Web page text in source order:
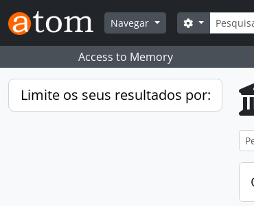
Skip to main content
Navegar
Search
Access to Memory
Limite os seus resultados por: